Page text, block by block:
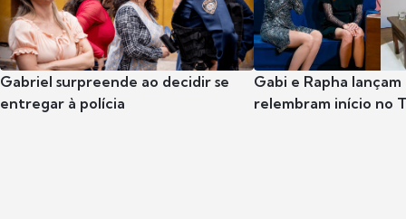
Gabriel surpreende ao decidir se
entregar à polícia
Gabi e Rapha
relembram início no